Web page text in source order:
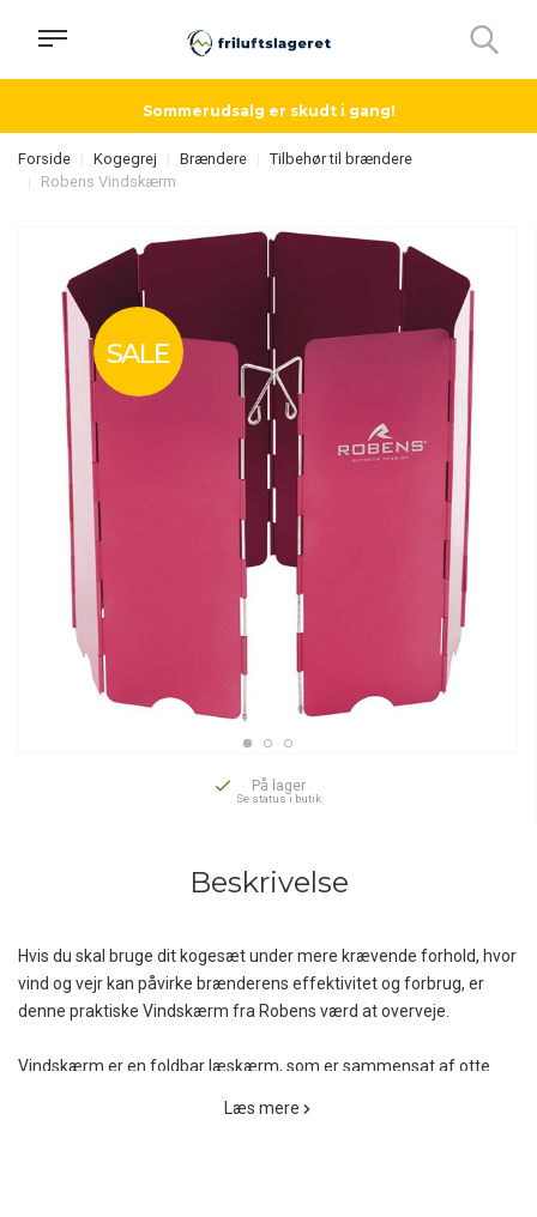
Sommerudsalg er skudt i gang!
Forside Kogegrej Brændere
Tilbehør til brændere
Robens Vindskærm
SALE
På lager
Se status i butik
Beskrivelse
Hvis du skal bruge dit kogesæt under mere krævende forhold, hvor
vind og vejr kan påvirke brænderens effektivitet og forbrug, er
denne praktiske Vindskærm fra Robens værd at overveje.
Vindskærm er en foldbar læskærm, som er sammensat af otte
Læs mere